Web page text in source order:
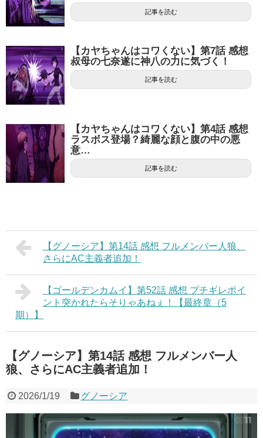
記事を読む
【カヤちゃんはコワくない】第7話 感想
叔母の七奈遂に神八の力に気づく！
記事を読む
【カヤちゃんはコワくない】第4話 感想
ラスボス登場？綺麗な顔と腹の中の悪
意…
記事を読む
【グノーシア】第14話 感想 フルメンバー人狼、
さらにAC主義者追加！
【ゴールデンカムイ】第52話 感想 ブチギレポイ
ント突かれたらそりゃあねぇ！【最終章（5
期）】
【グノーシア】第14話 感想 フルメンバー人
狼、さらにAC主義者追加！
2026/1/19 グノーシア